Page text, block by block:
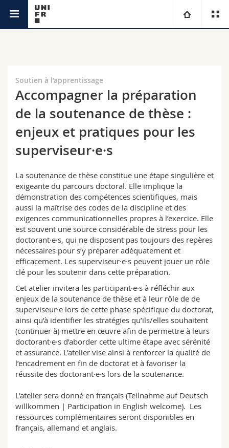
Campus
Recherche
Université
Formation continue
Théologie
Droit
Sciences économiques et sociales et management
Lettres et sciences humaines
Sciences de l'éducation et de la formation
Sciences et médecine
Interfacultaire
Vous êtes
Futurs étudiants
Etudiants
Médias
Chercheurs
Collaborateurs
Doctorants
Ressources
Annuaire du personnel
Plan d'accès
Bibliothèques
Webmail
Programme des cours
MyUnifr
Soutien à l’apprentissage
Accompagner la préparation
de la soutenance de thèse :
enjeux et pratiques pour les
superviseur·e·s
La soutenance de thèse constitue une étape singulière et
exigeante du parcours doctoral. Elle implique la
démonstration des compétences scientifiques, mais
aussi la maîtrise des codes de la discipline et des
exigences communicationnelles propres à l’exercice. Elle
est souvent une source considérable de stress pour les
doctorant·e·s, qui ne disposent pas toujours des repères
nécessaires pour s’y préparer adéquatement et
efficacement. Les superviseur·e·s peuvent jouer un rôle
clé pour les soutenir dans cette préparation.
Cet atelier invitera les participant·e·s à réfléchir aux
enjeux de la soutenance de thèse et à leur rôle de de
superviseur·e lors de cette phase spécifique du doctorat,
ainsi qu’à identifier les stratégies qu’ils/elles souhaitent
(continuer à) mettre en œuvre afin de permettre à leurs
doctorant·e·s d’aborder cette ultime étape avec sérénité
et assurance. L’atelier vise ainsi à renforcer la qualité de
l’encadrement en fin de doctorat et à favoriser la
réussite des doctorant·e·s lors de la soutenance.
L'atelier sera donné en français (Teilnahme auf Deutsch
willkommen | Participation in English welcome). Les
ressources complémentaires seront disponibles en
français, allemand et anglais.